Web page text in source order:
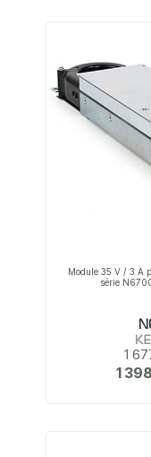
Module 35 V / 3 A
série
1
1